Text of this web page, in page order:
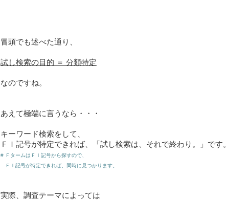
冒頭でも述べた通り、
試し検索の目的 ＝ 分類特定
なのですね。
あえて極端に言うなら・・・
キーワード検索をして、
ＦＩ記号が特定できれば、「試し検索は、それで終わり。」です。
# ＦタームはＦＩ記号から探すので、
ＦＩ記号が特定できれば、同時に見つかります。
実際、調査テーマによっては